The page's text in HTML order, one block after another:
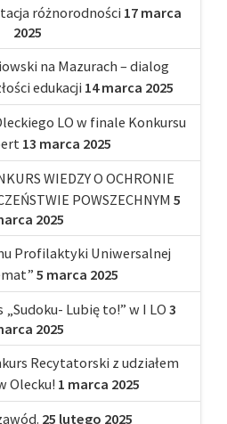
różnorodności 17 marca
2025
na Mazurach – dialog
edukacji 14 marca 2025
LO w finale Konkursu
13 marca 2025
WIEDZY O OCHRONIE
POWSZECHNYM 5
2025
Profilaktyki Uniwersalnej
5 marca 2025
Lubię to!” w I LO 3
2025
Recytatorski z udziałem
Olecku! 1 marca 2025
25 lutego 2025